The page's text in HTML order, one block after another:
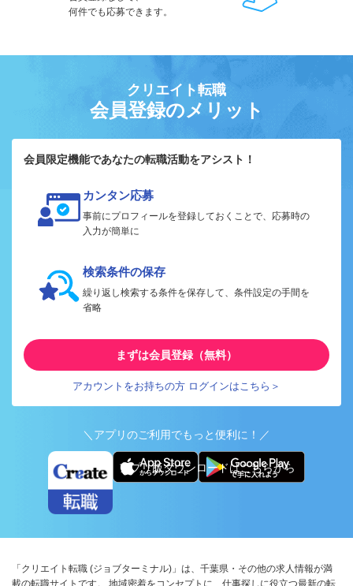
何件でも応募できます。
クリエイト転職
会員登録のメリット
会員限定機能であなたの転職活動をアシスト！
カンタン応募
事前にプロフィールを登録しておくことで、応募時の
入力が簡単に
検索条件の保存
繰り返し検索する条件を保存して、条件設定の手間を
省略
まずは会員登録（無料）
アカウントをお持ちの方 ログインはこちら＞
＼アプリのご利用でもっと便利に！／
アプリ版ダウンロードはこちらから
「クリエイト転職 (ジョブターミナル)」は、千葉県・その他の求人情報が満
載の転職サイトです。 地域密着をコンセプトに、仕事探しに役立つ最新の転